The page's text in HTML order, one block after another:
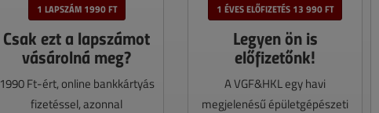
1 LAPSZÁM 1990 FT
Csak ezt a lapszámot
vásárolná meg?
1990 Ft-ért, online bankkártyás
fizetéssel, azonnal
1 ÉVES ELŐFIZETÉS 13 990 FT
Legyen ön is
előfizetőnk!
A VGF&HKL egy havi
megjelenésű épületgépészeti